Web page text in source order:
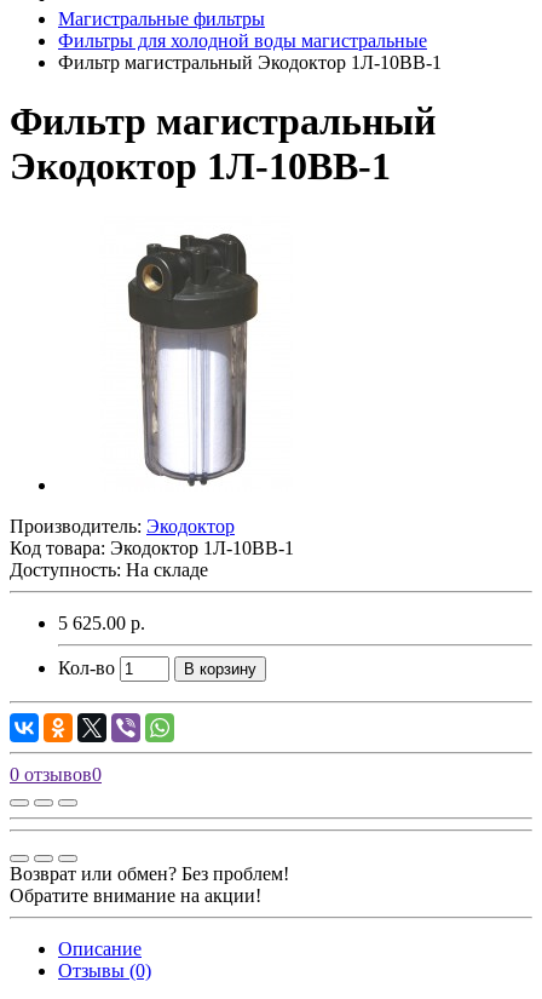
Магистральные фильтры
Фильтры для холодной воды магистральные
Фильтр магистральный Экодоктор 1Л-10ВВ-1
Фильтр магистральный
Экодоктор 1Л-10ВВ-1
Производитель: Экодоктор
Код товара: Экодоктор 1Л-10ВВ-1
Доступность: На складе
5 625.00 р.
Кол-во В корзину
0 отзывов0
Возврат или обмен? Без проблем!
Обратите внимание на акции!
Описание
Отзывы (0)